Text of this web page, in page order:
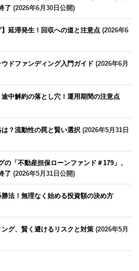
了 (2026年6月30日公開)
】延滞発生！回収への道と注意点 (2026年6
ウドファンディング入門ガイド (2026年6月
中解約の落とし穴！運用期間の注意点
？流動性の罠と賢い選択 (2026年5月31日
「不動産担保ローンファンド＃179」、
了 (2026年5月31日公開)
法！無理なく始める投資額の決め方
グ、賢く避けるリスクと対策 (2026年5月